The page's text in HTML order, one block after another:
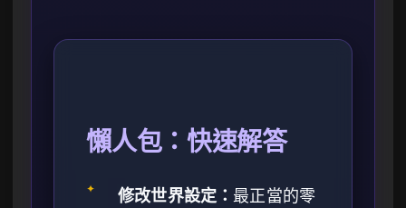
懶人包：快速解答
✦ 修改世界設定：最正當的零